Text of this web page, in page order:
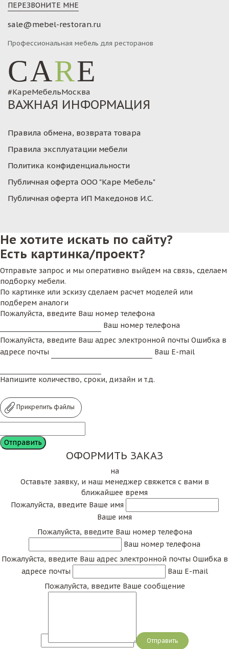
ПЕРЕЗВОНИТЕ МНЕ
sale@mebel-restoran.ru
Профессиональная мебель для ресторанов
CARE
#КареМебельМосква
ВАЖНАЯ ИНФОРМАЦИЯ
Правила обмена, возврата товара
Правила эксплуатации мебели
Политика конфиденциальности
Публичная оферта ООО "Каре Мебель"
Публичная оферта ИП Македонов И.С.
Не хотите искать по сайту?
Есть картинка/проект?
Отправьте запрос и мы оперативно выйдем на связь, сделаем
подборку мебели.
По картинке или эскизу сделаем расчет моделей или
подберем аналоги
Пожалуйста, введите Ваш номер телефона
Ваш номер телефона
Пожалуйста, введите Ваш адрес электронной почты Ошибка в
адресе почты
Ваш E-mail
Напишите количество, сроки, дизайн и т.д.
Прикрепить файлы
ОФОРМИТЬ ЗАКАЗ
на
Оставьте заявку, и наш менеджер свяжется с вами в
ближайшее время
Пожалуйста, введите Ваше имя
Ваше имя
Пожалуйста, введите Ваш номер телефона
Ваш номер телефона
Пожалуйста, введите Ваш адрес электронной почты Ошибка в
адресе почты
Ваш E-mail
Пожалуйста, введите Ваше сообщение
Сообщение